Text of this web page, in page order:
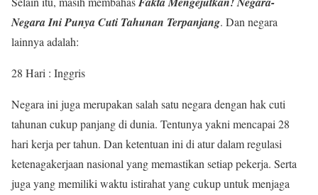
Negara Ini Punya Cuti Tahunan Terpanjang. Dan negara
lainnya adalah:
28 Hari : Inggris
Negara ini juga merupakan salah satu negara dengan hak cuti
tahunan cukup panjang di dunia. Tentunya yakni mencapai 28
hari kerja per tahun. Dan ketentuan ini di atur dalam regulasi
ketenagakerjaan nasional yang memastikan setiap pekerja. Serta
juga yang memiliki waktu istirahat yang cukup untuk menjaga